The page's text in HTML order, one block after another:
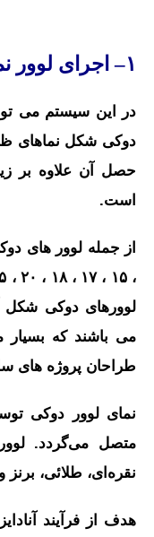
۱– اجرای لوور نما دوکی (سایه بان ) :
در این سیستم می
دوکی شکل نماهای
حصل آن علاوه بر
است.
لوورهای دوکی شکل
می باشند که بسیار
طراحان پروژه های
نمای لوور دوکی
متصل می‌گردد.
نقره‌ای، طلائی،
هدف از فرآیند